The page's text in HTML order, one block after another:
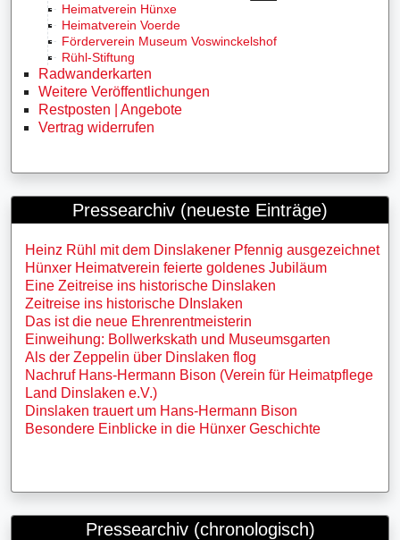
Heimatverein Hünxe
Heimatverein Voerde
Förderverein Museum Voswinckelshof
Rühl-Stiftung
Radwanderkarten
Weitere Veröffentlichungen
Restposten | Angebote
Vertrag widerrufen
Pressearchiv (neueste Einträge)
Heinz Rühl mit dem Dinslakener Pfennig ausgezeichnet
Hünxer Heimatverein feierte goldenes Jubiläum
Eine Zeitreise ins historische Dinslaken
Zeitreise ins historische DInslaken
Das ist die neue Ehrenrentmeisterin
Einweihung: Bollwerkskath und Museumsgarten
Als der Zeppelin über Dinslaken flog
Nachruf Hans-Hermann Bison (Verein für Heimatpflege
Land Dinslaken e.V.)
Dinslaken trauert um Hans-Hermann Bison
Besondere Einblicke in die Hünxer Geschichte
Pressearchiv (chronologisch)